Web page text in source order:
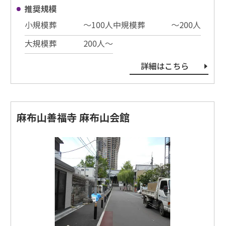
推奨規模
小規模葬
〜100⼈中規模葬
〜200⼈
大規模葬
200⼈〜
詳細はこちら
麻布山善福寺 麻布山会館